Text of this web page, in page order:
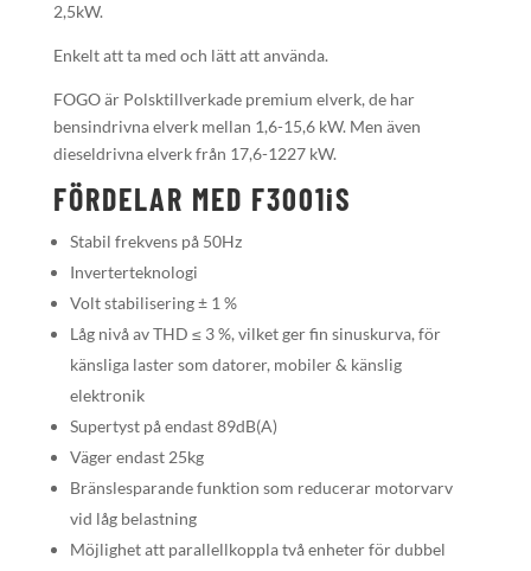
2,5kW.
Enkelt att ta med och lätt att använda.
FOGO är Polsktillverkade premium elverk, de har
bensindrivna elverk mellan 1,6-15,6 kW. Men även
dieseldrivna elverk från 17,6-1227 kW.
FÖRDELAR MED F3001iS
Stabil frekvens på 50Hz
Inverterteknologi
Volt stabilisering ± 1 %
Låg nivå av THD ≤ 3 %, vilket ger fin sinuskurva, för
känsliga laster som datorer, mobiler & känslig
elektronik
Supertyst på endast 89dB(A)
Väger endast 25kg
Bränslesparande funktion som reducerar motorvarv
vid låg belastning
Möjlighet att parallellkoppla två enheter för dubbel